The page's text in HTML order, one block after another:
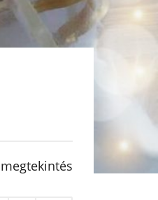
megtekintés